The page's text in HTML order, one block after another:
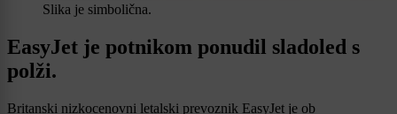
Slika je simbolična.
EasyJet je potnikom ponudil sladoled s
polži.
Britanski nizkocenovni letalski prevoznik EasyJet je ob